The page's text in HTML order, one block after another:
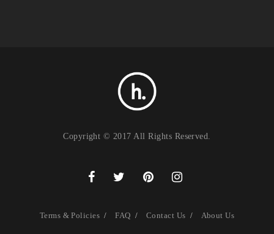
Copyright © 2017 All Rights Reserved.
Terms & Policies FAQ Contact Us About Us